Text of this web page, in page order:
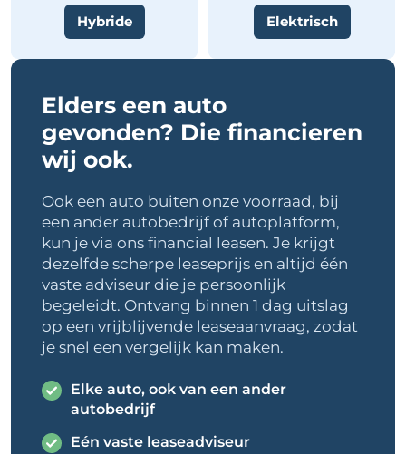
Hybride Elektrisch
Elders een auto
gevonden? Die financieren
wij ook.
Ook een auto buiten onze voorraad, bij
een ander autobedrijf of autoplatform,
kun je via ons financial leasen. Je krijgt
dezelfde scherpe leaseprijs en altijd één
vaste adviseur die je persoonlijk
begeleidt. Ontvang binnen 1 dag uitslag
op een vrijblijvende leaseaanvraag, zodat
je snel een vergelijk kan maken.
Elke auto, ook van een ander
autobedrijf
Eén vaste leaseadviseur